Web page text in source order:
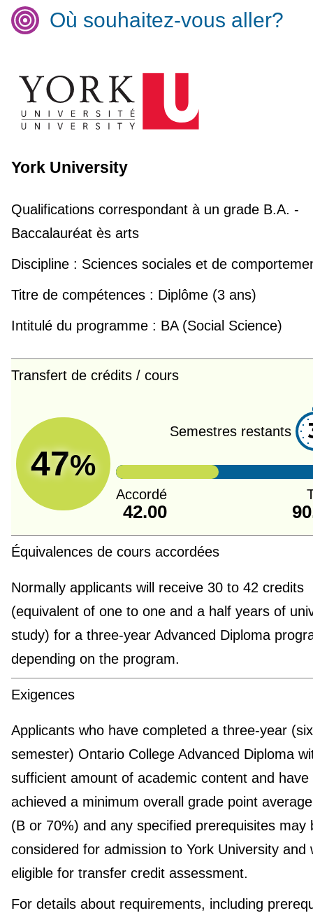
Où souhaitez-vous aller?
York University
Qualifications correspondant à un gradeB.A. -
Baccalauréat ès arts
Discipline : Sciences sociales et de
Titre de compétences : Diplôme (3 ans)
Intitulé du programme : BA (Social Science)
Transfert de crédits / cours
47%
Semestres restants
Accordé
42.00
Équivalences de cours accordées
Normally applicants will receive 30 to 42 credits
(equivalent of one to one and a half years of
study) for a three-year Advanced Diploma
depending on the program.
Exigences
Applicants who have completed a three-year (six
semester) Ontario College Advanced Diploma
sufficient amount of academic content and have
achieved a minimum overall grade point
(B or 70%) and any specified prerequisites may
considered for admission to York University and
eligible for transfer credit assessment.
For details about requirements, including